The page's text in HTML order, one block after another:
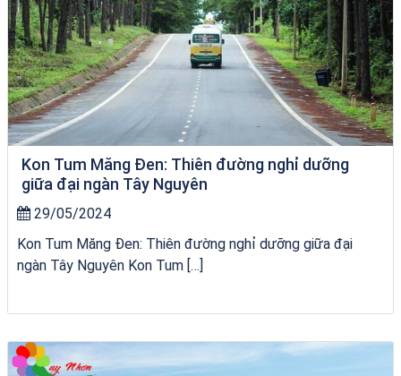
Kon Tum Măng Đen: Thiên đường nghỉ dưỡng
giữa đại ngàn Tây Nguyên
29/05/2024
Kon Tum Măng Đen: Thiên đường nghỉ dưỡng giữa đại
ngàn Tây Nguyên Kon Tum […]
Tour Gia Lai Quy Nhơn